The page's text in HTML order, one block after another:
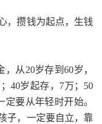
，攒钱为起点，生钱
从20岁存到60岁，
40岁起存，7万；50
要从年轻时开始。
子，一定要自立，靠